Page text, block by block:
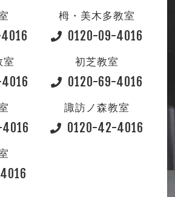
栂・美木多教室
0120-09-4016
室 初芝教室
0120-69-4016
諏訪ノ森教室
0120-42-4016